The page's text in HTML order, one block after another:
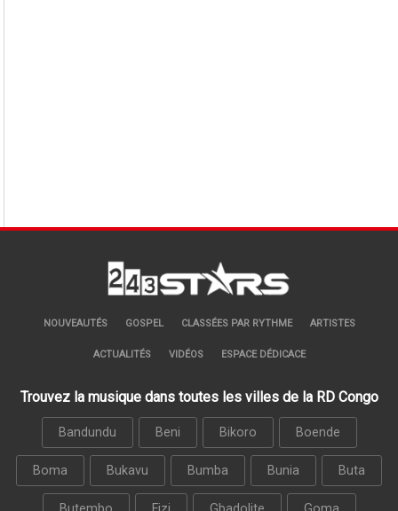
NOUVEAUTÉS GOSPEL CLASSÉES PAR RYTHME ARTISTES
ACTUALITÉS VIDÉOS ESPACE DÉDICACE
Trouvez la musique dans toutes les villes de la RD Congo
Bandundu Beni Bikoro Boende
Boma Bukavu Bumba Bunia Buta